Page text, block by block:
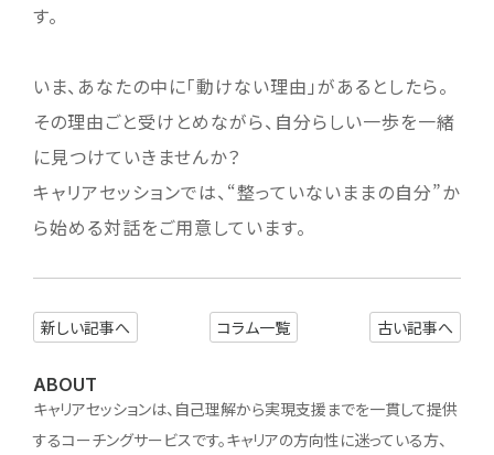
す。
いま、あなたの中に「動けない理由」があるとしたら。
その理由ごと受けとめながら、自分らしい一歩を一緒
に見つけていきませんか？
キャリアセッションでは、“整っていないままの自分”か
ら始める対話をご用意しています。
新しい記事へ コラム一覧 古い記事へ
ABOUT
キャリアセッションは、自己理解から実現支援までを一貫して提供
するコーチングサービスです。キャリアの方向性に迷っている方、